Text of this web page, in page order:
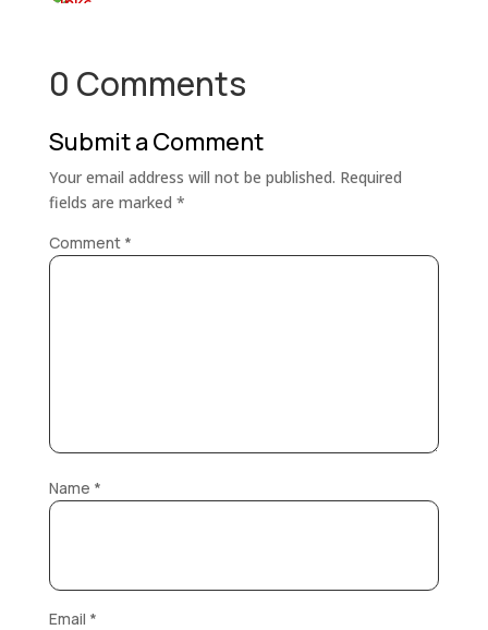
0 Comments
Submit a Comment
Your email address will not be published. Required
fields are marked *
Comment *
Name *
Email *